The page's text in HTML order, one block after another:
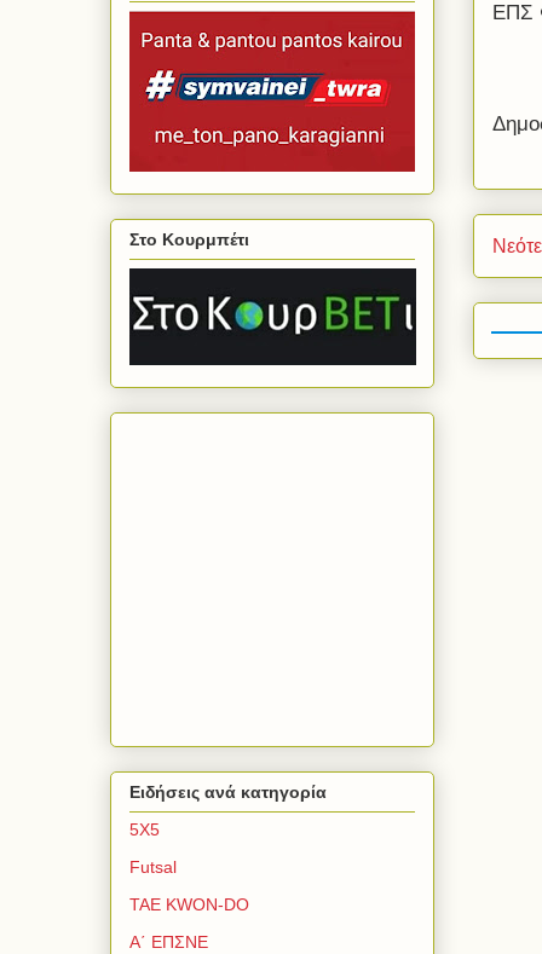
ΕΠΣ
Στο Κουρμπέτι
Ειδήσεις ανά κατηγορία
5Χ5
Futsal
TAE KWON-DO
Α΄ ΕΠΣΝΕ